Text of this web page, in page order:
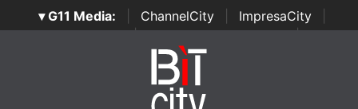
▾ G11 Media: ChannelCity ImpresaCity
SecurityOpenLab | Italian Channel Awards | Italian
Italian Security Awards